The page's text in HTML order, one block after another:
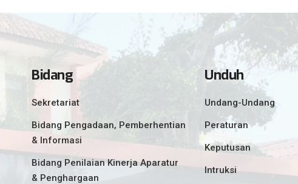
Bidang
Sekretariat
Bidang Pengadaan, Pemberhentian
& Informasi
Bidang Penilaian Kinerja Aparatur
& Penghargaan
Unduh
Undang-Undang
Peraturan
Keputusan
Intruksi